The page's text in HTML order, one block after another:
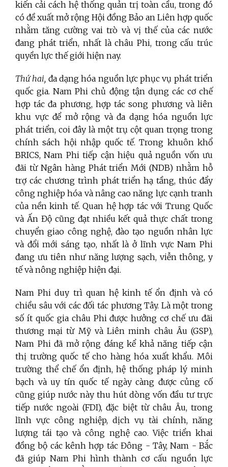
kiến cải cách hệ thống quản trị toàn cầu, trong đó
có đề xuất mở rộng Hội đồng Bảo an Liên hợp quốc
nhằm tăng cường vai trò và vị thế của các nước
đang phát triển, nhất là châu Phi, trong cấu trúc
quyền lực thế giới hiện nay.
Thứ hai, đa dạng hóa nguồn lực phục vụ phát triển
quốc gia. Nam Phi chủ động tận dụng các cơ chế
hợp tác đa phương, hợp tác song phương và liên
khu vực để mở rộng và đa dạng hóa nguồn lực
phát triển, coi đây là một trụ cột quan trọng trong
chính sách hội nhập quốc tế. Trong khuôn khổ
BRICS, Nam Phi tiếp cận hiệu quả nguồn vốn ưu
đãi từ Ngân hàng Phát triển Mới (NDB) nhằm hỗ
trợ các chương trình phát triển hạ tầng, thúc đẩy
công nghiệp hóa và nâng cao năng lực cạnh tranh
của nền kinh tế. Quan hệ hợp tác với Trung Quốc
và Ấn Độ cũng đạt nhiều kết quả thực chất trong
chuyển giao công nghệ, đào tạo nguồn nhân lực
và đổi mới sáng tạo, nhất là ở lĩnh vực Nam Phi
đang ưu tiên như năng lượng sạch, viễn thông, y
tế và nông nghiệp hiện đại.
Nam Phi duy trì quan hệ kinh tế ổn định và có
chiều sâu với các đối tác phương Tây. Là một trong
số ít quốc gia châu Phi được hưởng cơ chế ưu đãi
thương mại từ Mỹ và Liên minh châu Âu (GSP),
Nam Phi đã mở rộng đáng kể khả năng tiếp cận
thị trường quốc tế cho hàng hóa xuất khẩu. Môi
trường thể chế ổn định, hệ thống pháp lý minh
bạch và uy tín quốc tế ngày càng được củng cố
cũng giúp nước này thu hút dòng vốn đầu tư trực
tiếp nước ngoài (FDI), đặc biệt từ châu Âu, trong
lĩnh vực công nghiệp, dịch vụ tài chính, năng
lượng tái tạo và công nghệ cao. Việc triển khai
đồng bộ các kênh hợp tác Đông - Tây, Nam - Bắc
đã giúp Nam Phi hình thành cơ cấu nguồn lực